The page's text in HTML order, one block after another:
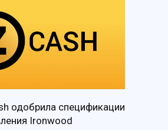
одобрила спецификации
Ironwood